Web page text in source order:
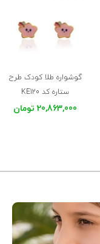
گوشواره طلا کودک طرح
ستاره کد KE120
20,863,000 تومان